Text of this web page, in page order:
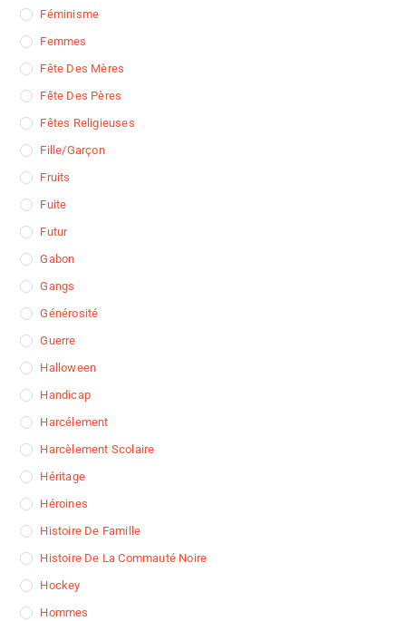
Féminisme
Femmes
Fête Des Mères
Fête Des Pères
Fêtes Religieuses
Fille/garçon
Fruits
Fuite
Futur
Gabon
Gangs
Générosité
Guerre
Halloween
Handicap
Harcélement
Harcèlement Scolaire
Héritage
Héroines
Histoire De Famille
Histoire De La Commauté Noire
Hockey
Hommes